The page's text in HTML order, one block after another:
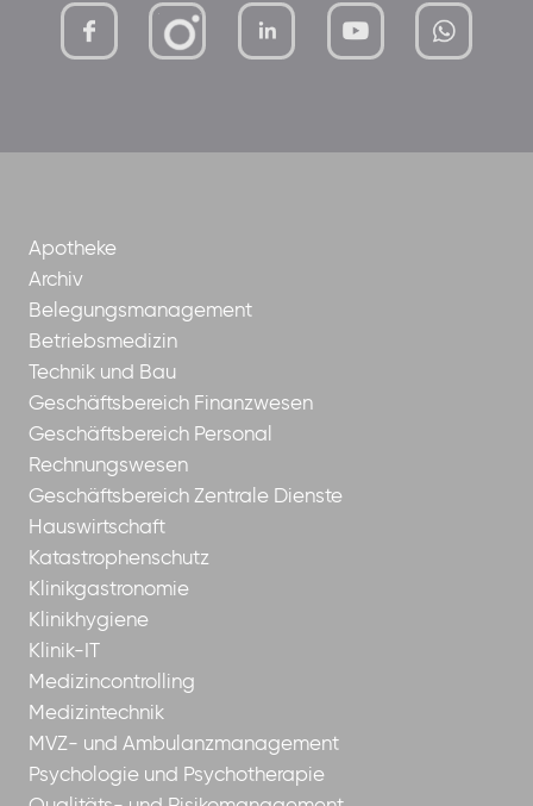
mutterhaus-xMBTtqOwC1KKBww
Apotheke
Archiv
Belegungsmanagement
Betriebsmedizin
Technik und Bau
Geschäftsbereich Finanzwesen
Geschäftsbereich Personal
Rechnungswesen
Geschäftsbereich Zentrale Dienste
Hauswirtschaft
Katastrophenschutz
Klinikgastronomie
Klinikhygiene
Klinik-IT
Medizincontrolling
Medizintechnik
MVZ- und Ambulanzmanagement
Psychologie und Psychotherapie